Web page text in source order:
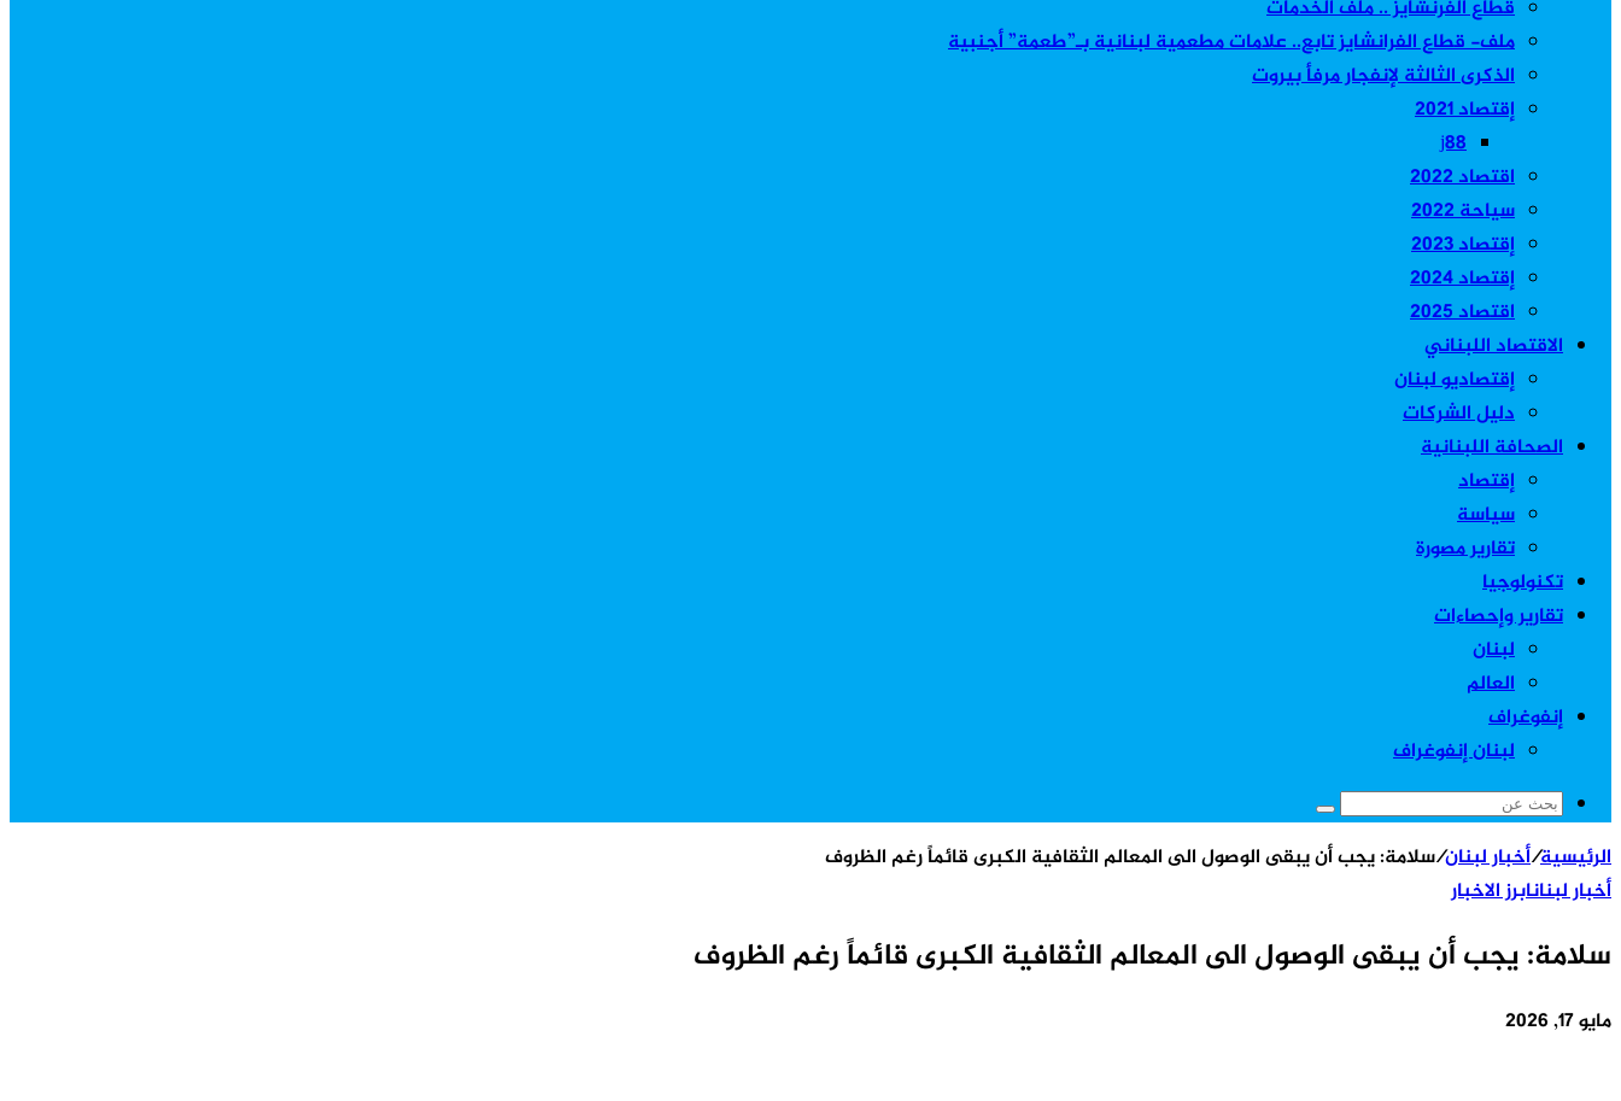
قطاع الفرنشايز .. ملف الخدمات
ملف- قطاع الفرانشايز تابع.. علامات مطعمية لبنانية بـ”طعمة” أجنبية
الذكرى الثالثة لإنفجار مرفأ بيروت
إقتصاد 2021
j88
اقتصاد 2022
سياحة 2022
إقتصاد 2023
إقتصاد 2024
اقتصاد 2025
الاقتصاد اللبناني
إقتصاديو لبنان
دليل الشركات
الصحافة اللبنانية
إقتصاد
سياسة
تقارير مصورة
تكنولوجيا
تقارير وإحصاءات
لبنان
العالم
إنفوغراف
لبنان إنفوغراف
بحث
الرئيسية/أخبار لبنان/سلامة: يجب أن يبقى الوصول الى المعالم الثقافية الكبرى قائماً رغم الظروف
أخبار لبنانابرز الاخبار
سلامة: يجب أن يبقى الوصول الى المعالم الثقافية الكبرى قائماً رغم الظروف
مايو 17, 2026